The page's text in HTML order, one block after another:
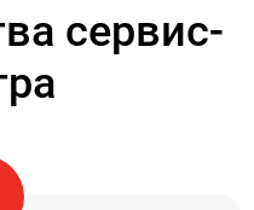
сервис-